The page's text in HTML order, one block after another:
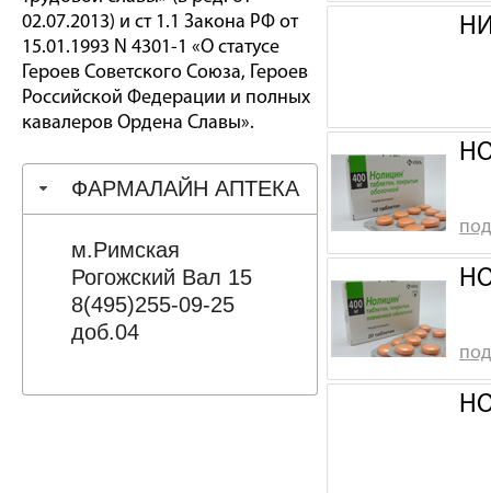
02.07.2013) и ст 1.1 Закона РФ от
15.01.1993 N 4301-1 «О статусе
Героев Советского Союза, Героев
Российской Федерации и полных
кавалеров Ордена Славы».
ФАРМАЛАЙН АПТЕКА
м.Римская
Рогожский Вал 15
8(495)255-09-25
доб.04